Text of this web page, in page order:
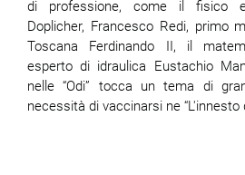
di professione, come il fisico
Doplicher, Francesco Redi, primo
Toscana Ferdinando II, il
esperto di idraulica Eustachio
nelle “Odi” tocca un tema di
necessità di vaccinarsi ne “L'innesto